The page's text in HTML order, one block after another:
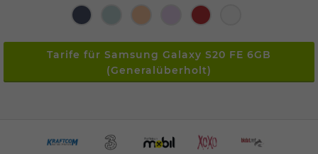
Tarife für Samsung Galaxy S20 FE 6GB
(Generalüberholt)